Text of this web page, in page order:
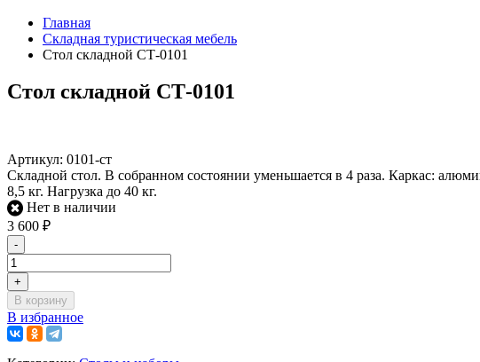
Главная
Складная туристическая мебель
Стол складной СТ-0101
Стол складной СТ-0101
Артикул: 0101-cт
Складной стол. В собранном состоянии уменьшается в 4 раза. Каркас:
8,5 кг. Нагрузка до 40 кг.
Нет в наличии
3 600 ₽
-
+
В корзину
В избранное